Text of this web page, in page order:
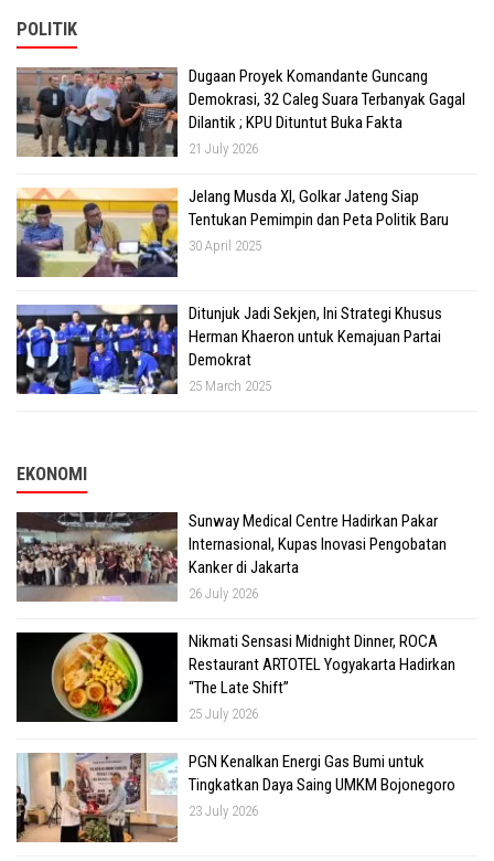
POLITIK
Dugaan Proyek Komandante Guncang
Demokrasi, 32 Caleg Suara Terbanyak Gagal
Dilantik ; KPU Dituntut Buka Fakta
21 July 2026
Jelang Musda XI, Golkar Jateng Siap
Tentukan Pemimpin dan Peta Politik Baru
30 April 2025
Ditunjuk Jadi Sekjen, Ini Strategi Khusus
Herman Khaeron untuk Kemajuan Partai
Demokrat
25 March 2025
EKONOMI
Sunway Medical Centre Hadirkan Pakar
Internasional, Kupas Inovasi Pengobatan
Kanker di Jakarta
26 July 2026
Nikmati Sensasi Midnight Dinner, ROCA
Restaurant ARTOTEL Yogyakarta Hadirkan
“The Late Shift”
25 July 2026
PGN Kenalkan Energi Gas Bumi untuk
Tingkatkan Daya Saing UMKM Bojonegoro
23 July 2026